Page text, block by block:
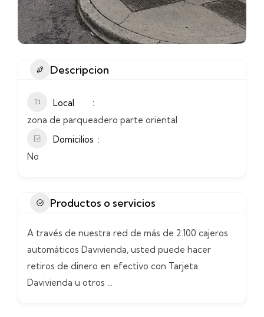
Descripcion
Local
zona de parqueadero parte oriental
Domicilios
No
Productos o servicios
A través de nuestra red de más de 2.100 cajeros
automáticos Davivienda, usted puede hacer
retiros de dinero en efectivo con Tarjeta
Davivienda u otros ...